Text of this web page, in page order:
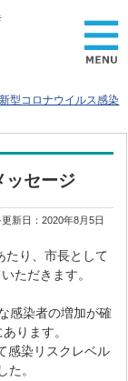
新型コロナウイルス感染
ッセージ
更新日：2020年8月5日
たり、市長として
ただきます。
感染者の増加が確
ります。
感染リスクレベル
た。